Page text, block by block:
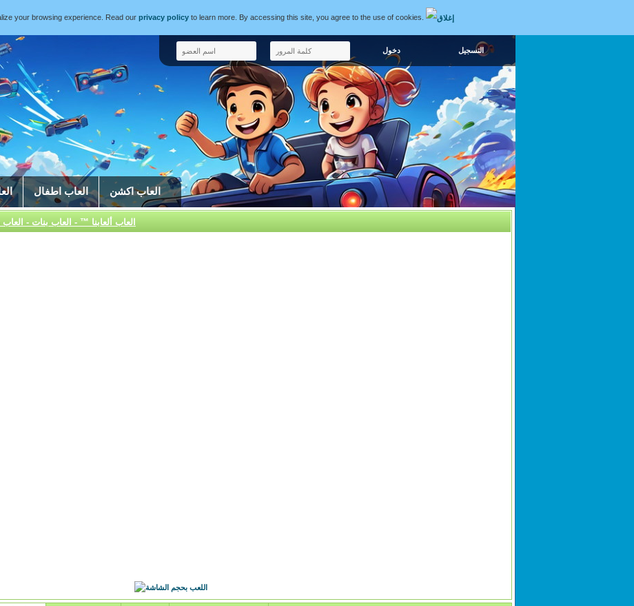
your browsing experience. Read our privacy policyto learn more. By accessing this site, you agree to the use of cookies.
التسجيل
العاب اطفال العاب اكشن
العاب ألعابنا ™ - العاب بنات - العاب